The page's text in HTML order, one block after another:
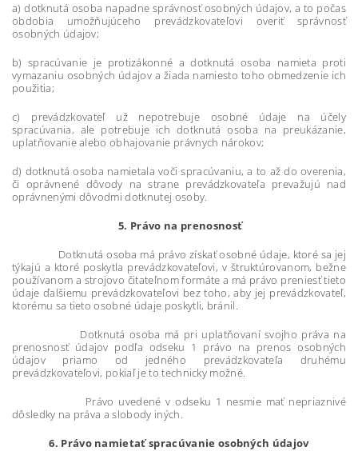
a) dotknutá osoba napadne správnosť osobných údajov, a to počas
obdobia umožňujúceho prevádzkovateľovi overiť správnosť
osobných údajov;
b) spracúvanie je protizákonné a dotknutá osoba namieta proti
vymazaniu osobných údajov a žiada namiesto toho obmedzenie ich
použitia;
c) prevádzkovateľ už nepotrebuje osobné údaje na účely
spracúvania, ale potrebuje ich dotknutá osoba na preukázanie,
uplatňovanie alebo obhajovanie právnych nárokov;
d) dotknutá osoba namietala voči spracúvaniu, a to až do overenia,
či oprávnené dôvody na strane prevádzkovateľa prevažujú nad
oprávnenými dôvodmi dotknutej osoby.
5. Právo na prenosnosť
Dotknutá osoba má právo získať osobné údaje, ktoré sa jej
týkajú a ktoré poskytla prevádzkovateľovi, v štruktúrovanom, bežne
používanom a strojovo čitateľnom formáte a má právo preniesť tieto
údaje ďalšiemu prevádzkovateľovi bez toho, aby jej prevádzkovateľ,
ktorému sa tieto osobné údaje poskytli, bránil.
Dotknutá osoba má pri uplatňovaní svojho práva na
prenosnosť údajov podľa odseku 1 právo na prenos osobných
údajov priamo od jedného prevádzkovateľa druhému
prevádzkovateľovi, pokiaľ je to technicky možné.
Právo uvedené v odseku 1 nesmie mať nepriaznivé
dôsledky na práva a slobody iných.
6. Právo namietať spracúvanie osobných údajov